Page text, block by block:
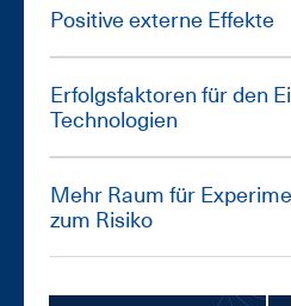
Po­si­ti­ve ex­ter­ne Ef­fek­te
Er­folgs­fak­to­ren für den
Tech­no­lo­gi­en
Mehr Raum für
zum Ri­si­ko